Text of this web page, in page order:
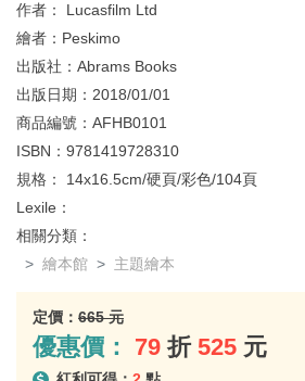
作者： Lucasfilm Ltd
繪者： Peskimo
出版社： Abrams Books
出版日期： 2018/01/01
商品編號： AFHB0101
ISBN： 9781419728310
規格： 14x16.5cm/硬頁/彩色/104頁
Lexile：
相關分類：
繪本館
主題繪本
定價： 665 元
優惠價： 79 折 525 元